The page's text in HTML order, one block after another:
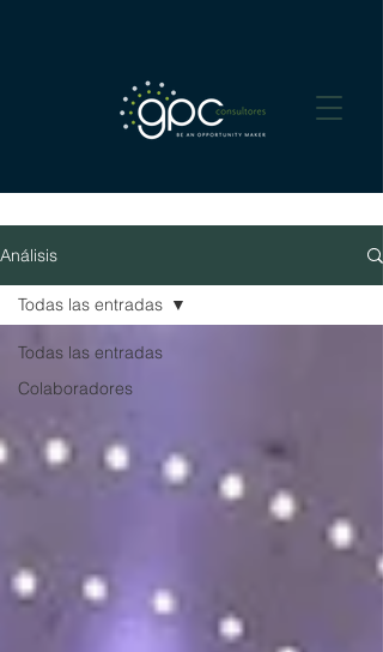
Análisis
Todas las entradas
Colaboradores
Todas las entradas